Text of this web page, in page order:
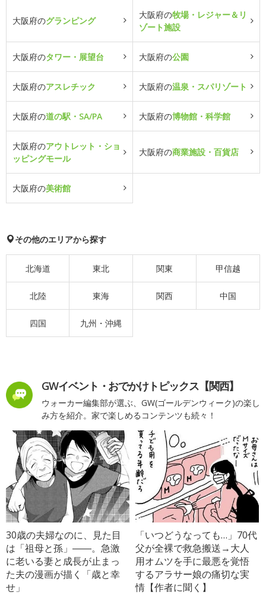
大阪府のグランピング
大阪府の牧場・レジャー＆リ
ゾート施設
大阪府のタワー・展望台 大阪府の公園
大阪府のアスレチック 大阪府の温泉・スパリゾート
大阪府の道の駅・SA/PA 大阪府の博物館・科学館
大阪府のアウトレット・ショ
ッピングモール
大阪府の商業施設・百貨店
大阪府の美術館
その他のエリアから探す
北海道 東北 関東 甲信越
北陸 東海 関西 中国
四国 九州・沖縄
GWイベント・おでかけトピックス【関西】
ウォーカー編集部が選ぶ、GW(ゴールデンウィーク)の楽し
み方を紹介。家で楽しめるコンテンツも続々！
30歳の夫婦なのに、見た目
は「祖母と孫」――。急激
に老いる妻と成長が止まっ
た夫の漫画が描く「歳と幸
せ」
「いつどうなっても…」70代
父が全裸で救急搬送→大人
用オムツを手に最悪を覚悟
するアラサー娘の痛切な実
情【作者に聞く】